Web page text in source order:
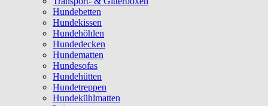
Hundebetten
Hundekissen
Hundehöhlen
Hundedecken
Hundematten
Hundesofas
Hundehütten
Hundetreppen
Hundekühlmatten